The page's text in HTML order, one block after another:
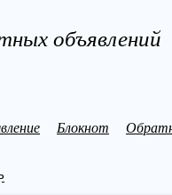
объявлений
Блокнот